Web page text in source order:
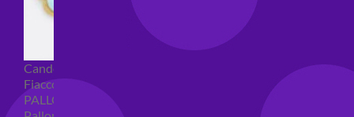
Candeline compleanno
Fiaccole
PALLONCINI